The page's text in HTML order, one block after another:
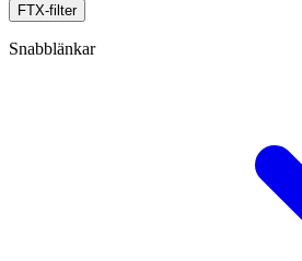
FTX-filter
Snabblänkar